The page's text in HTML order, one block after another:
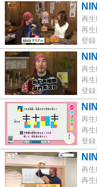
再
再
登
再
再
登
再
再
登
再
再